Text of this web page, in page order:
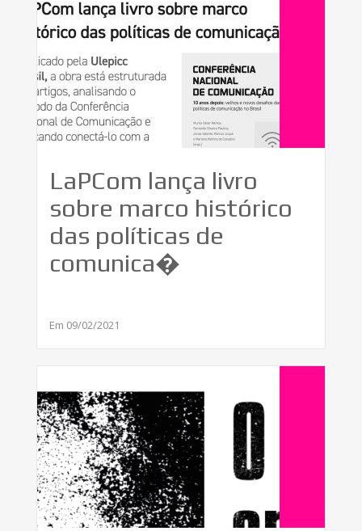
LaPCom lança livro
sobre marco histórico
das políticas de
comunica�
Em 09/02/2021